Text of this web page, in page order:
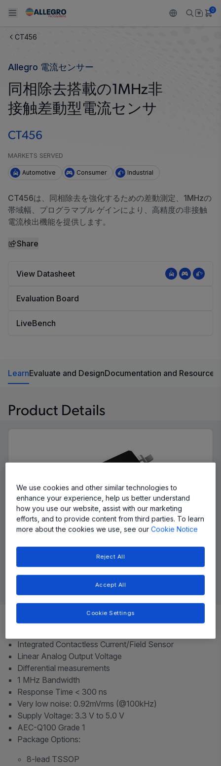
Back To Main Menu
製品
センサー
Back To Main Menu
用途
自動車
Technologies
Back To Main Menu
設計サポート
設計と開発
ソフトウェア ポータル
Back To Main Menu
技術リソース
Resource Center
Back To Main Menu
ALLEGRO について
私たちの会社
Growth and Inclusion
お問い合わせ先
0
CT456
Allegro 電流センサー
同相除去搭載の1MHz非
接触差動型電流センサ
CT456
MARKETS SERVED
Automotive Consumer Industrial
CT456は、同相除去を強化するための差動測定、1MHzの
帯域幅、プログラマブル ゲインにより、高精度の非接触
電流検出機能を提供します。
Share
View Datasheet
Evaluation Board
LiveBench
LearnEvaluate and DesignDocumentation and Resources
Product Details
Integrated Contactless Current/Field Sensor
Linear Analog Output Voltage
Differential measurements
1 MHz Bandwidth
Response Time < 300 ns
Very low noise: 0.92mVrms (@100kHz)
Supply Voltage: 3.3 V to 5.0 V
AEC-Q100 Grade 1
Package Options:
8-lead TSSOP
We use cookies and other similar technologies to
enhance your experience, help us better understand
how you use our website, assist with our marketing
efforts, and to provide content from third parties. To learn
more about the cookies we use, see ourCookie Notice
Reject All
Accept All
Cookie Settings